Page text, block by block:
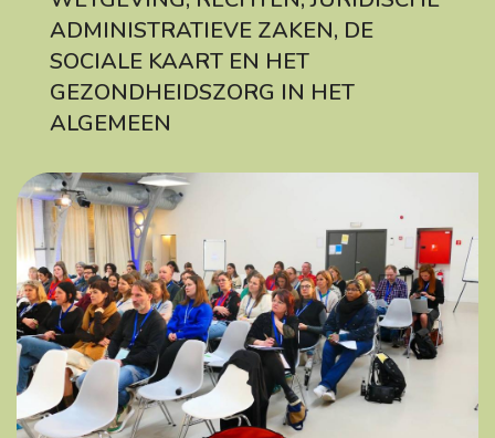
ADMINISTRATIEVE ZAKEN, DE
SOCIALE KAART EN HET
GEZONDHEIDSZORG IN HET
ALGEMEEN